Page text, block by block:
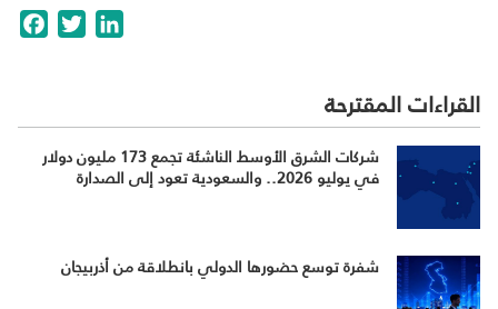
TwitterLinkedIn
القراءات المقترحة
شركات الشرق الأوسط الناشئة تجمع 173 مليون دولار
في يوليو 2026.. والسعودية تعود إلى الصدارة
شفرة توسع حضورها الدولي بانطلاقة من أذربيجان